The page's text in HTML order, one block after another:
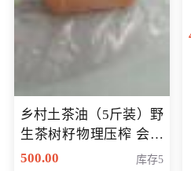
乡村土茶油（5斤装）野
生茶树籽物理压榨 会员
专享价400元
500.00 库存5